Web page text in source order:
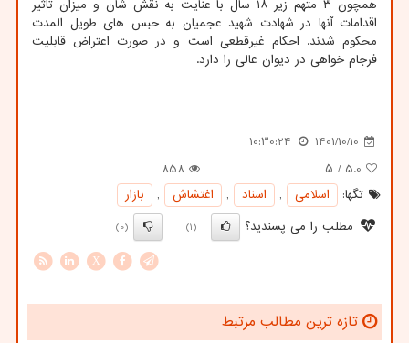
همچون ۳ متهم زیر ۱۸ سال با عنایت به نقش شان و میزان تاثیر
اقدامات آنها در شهادت شهید عجمیان به حبس های طویل المدت
محکوم شدند. احکام غیرقطعی است و در صورت اعتراض قابلیت
فرجام خواهی در دیوان عالی را دارد.
1401/10/10
10:30:24
5.0 / ۵
858
تگها:
اسلامی , اسناد , اغتشاش ,
بازار
مطلب را می پسندید؟
(1)
(0)
X
تازه ترین مطالب مرتبط